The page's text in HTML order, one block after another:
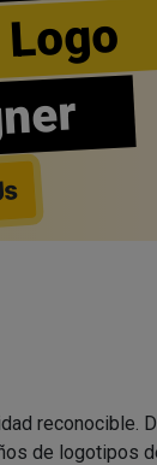
reconocible.
de logotipos